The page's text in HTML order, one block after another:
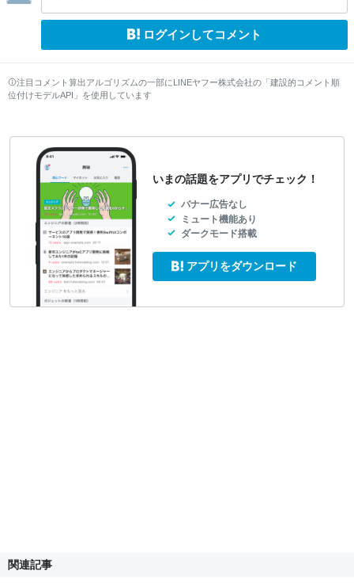
ログインしてコメント
注目コメント算出アルゴリズムの一部にLINEヤフー株式会社の「建設的コメント順
位付けモデルAPI」を使用しています
いまの話題をアプリでチェック！
バナー広告なし
ミュート機能あり
ダークモード搭載
アプリをダウンロード
関連記事